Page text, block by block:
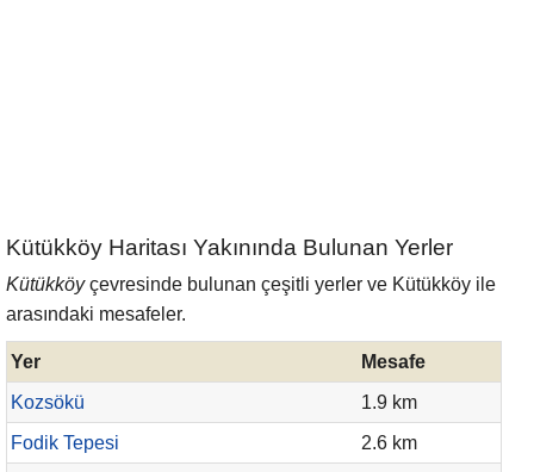
Kütükköy Haritası Yakınında Bulunan Yerler
Kütükköyçevresinde bulunan çeşitli yerler ve Kütükköy ile
arasındaki mesafeler.
Yer
Mesafe
Kozsökü
1.9 km
Fodik Tepesi
2.6 km